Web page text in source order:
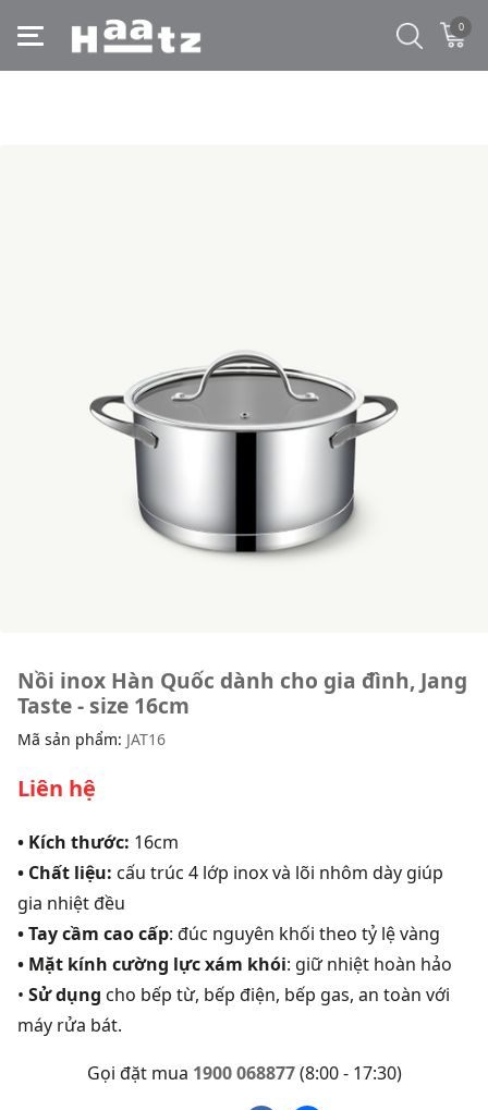
0
Nồi inox Hàn Quốc dành cho gia đình, Jang
Taste - size 16cm
Mã sản phẩm: JAT16
Liên hệ
• Kích thước: 16cm
• Chất liệu: cấu trúc 4 lớp inox và lõi nhôm dày giúp
gia nhiệt đều
• Tay cầm cao cấp: đúc nguyên khối theo tỷ lệ vàng
• Mặt kính cường lực xám khói: giữ nhiệt hoàn hảo
• Sử dụng cho bếp từ, bếp điện, bếp gas, an toàn với
máy rửa bát.
Gọi đặt mua 1900 068877(8:00 - 17:30)